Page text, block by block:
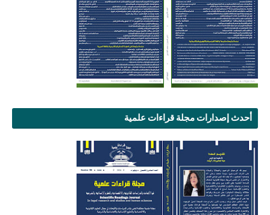
أحدث إصدارات مجلة قراءات علمية